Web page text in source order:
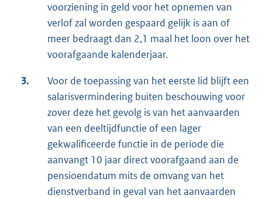
voorziening in geld voor het opnemen van
verlof zal worden gespaard gelijk is aan of
meer bedraagt dan 2,1 maal het loon over het
voorafgaande kalenderjaar.
3.
Voor de toepassing van het eerste lid blijft een
salarisvermindering buiten beschouwing voor
zover deze het gevolg is van het aanvaarden
van een deeltijdfunctie of een lager
gekwalificeerde functie in de periode die
aanvangt 10 jaar direct voorafgaand aan de
pensioendatum mits de omvang van het
dienstverband in geval van het aanvaarden